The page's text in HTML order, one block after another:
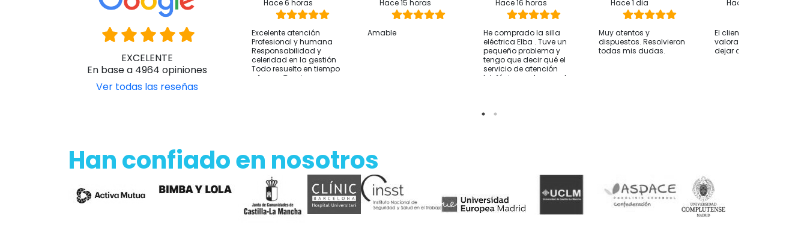
EXCELENTE
Silvia Merello
Hace 6 horas
Excelente atención
Profesional y humana
Jose
Hace 15 horas
loli altet za
Hace 16 horas
He comprado la silla
eléctrica Elba . Tuve un
sido excelente hasta
sobre tus necesidades
Empresa recomendable
Gracias
Oscar Liebana
Hace 1 dia Hace 1 dia
Han confiado en nosotros